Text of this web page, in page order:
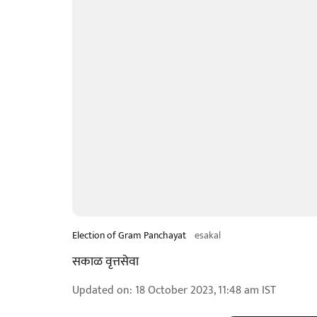
Election of Gram Panchayat esakal
सकाळ वृत्तसेवा
Updated on: 18 October 2023, 11:48 am IST